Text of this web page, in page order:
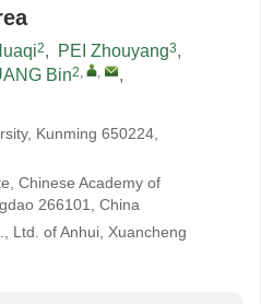
2, PEI Zhouyang3,
Bin2, ,
,
Kunming 650224,
Chinese Academy of
266101, China
Ltd. of Anhui, Xuancheng